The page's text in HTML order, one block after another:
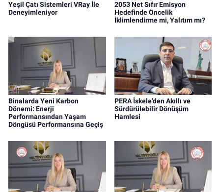
Yeşil Çatı Sistemleri VRay İle
Deneyimleniyor
2053 Net Sıfır Emisyon
Hedefinde Öncelik
İklimlendirme mi, Yalıtım mı?
Binalarda Yeni Karbon
Dönemi: Enerji
Performansından Yaşam
Döngüsü Performansına Geçiş
PERA İskele’den Akıllı ve
Sürdürülebilir Dönüşüm
Hamlesi